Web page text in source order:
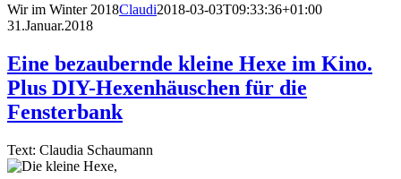
Wir im Winter 2018Claudi2018-03-03T09:33:36+01:00
31.Januar.2018
Eine bezaubernde kleine Hexe im Kino.
Plus DIY-Hexenhäuschen für die
Fensterbank
Text: Claudia Schaumann